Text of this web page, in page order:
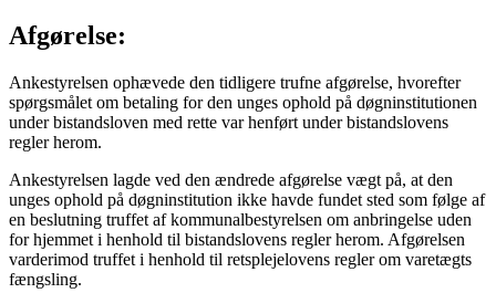
Afgørelse:
Ankestyrelsen ophævede den tidligere trufne afgørelse, hvorefter
spørgsmålet om betaling for den unges ophold på døgninstitutionen
under bistandsloven med rette var henført under bistandslovens
regler herom.
Ankestyrelsen lagde ved den ændrede afgørelse vægt på, at den
unges ophold på døgninstitution ikke havde fundet sted som følge af
en beslutning truffet af kommunalbestyrelsen om anbringelse uden
for hjemmet i henhold til bistandslovens regler herom. Afgørelsen
varderimod truffet i henhold til retsplejelovens regler om varetægts
fængsling.